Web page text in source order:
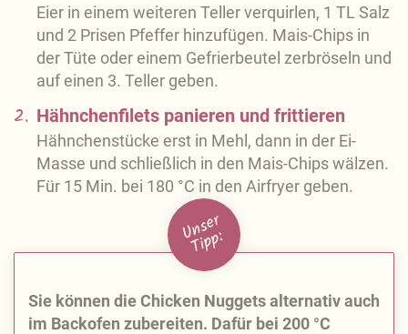
Eier in einem weiteren Teller verquirlen, 1 TL Salz
und 2 Prisen Pfeffer hinzufügen. Mais-Chips in
der Tüte oder einem Gefrierbeutel zerbröseln und
auf einen 3. Teller geben.
2. Hähnchenfilets panieren und frittieren
Hähnchenstücke erst in Mehl, dann in der Ei-
Masse und schließlich in den Mais-Chips wälzen.
Für 15 Min. bei 180 °C in den Airfryer geben.
U
n
s
e
r
Ti
p
p:
Sie können die Chicken Nuggets alternativ auch
im Backofen zubereiten. Dafür bei 200 °C